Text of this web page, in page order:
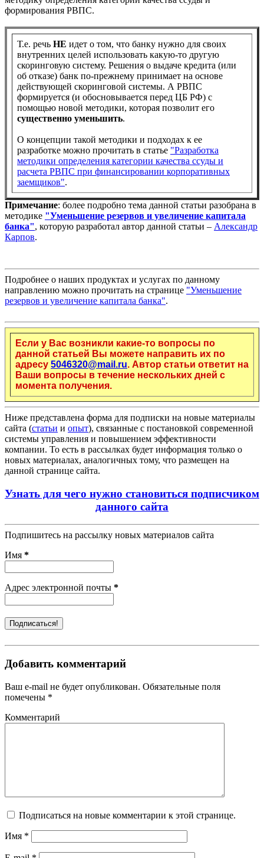
формирования РВПС.
Т.е. речь НЕ идет о том, что банку нужно для своих
внутренних целей использовать какую-то другую
скоринговую систему. Решения о выдаче кредита (или
об отказе) банк по-прежнему принимает на основе
действующей скоринговой системы. А РВПС
формируется (и обосновывается перед ЦБ РФ) с
помощью новой методики, которая позволит его
существенно уменьшить.
О концепции такой методики и подходах к ее
разработке можно прочитать в статье "Разработка
методики определения категории качества ссуды и
расчета РВПС при финансировании корпоративных
заемщиков".
Примечание: более подробно тема данной статьи разобрана в
методике "Уменьшение резервов и увеличение капитала
банка", которую разработал автор данной статьи – Александр
Карпов.
Подробнее о наших продуктах и услугах по данному
направлению можно прочитать на странице "Уменьшение
резервов и увеличение капитала банка".
Если у Вас возникли какие-то вопросы по
данной статьей Вы можете направить их по
адресу 5046320@mail.ru. Автор статьи ответит на
Ваши вопросы в течение нескольких дней с
момента получения.
Ниже представлена форма для подписки на новые материалы
сайта (статьи и опыт), связанные с постановкой современной
системы управления и повышением эффективности
компании. То есть в рассылках будет информация только о
новых материалах, аналогичных тому, что размещен на
данной странице сайта.
Узнать для чего нужно становиться подписчиком
данного сайта
Подпишитесь на рассылку новых материалов сайта
Имя *
Адрес электронной почты *
Добавить комментарий
Ваш e-mail не будет опубликован. Обязательные поля
помечены *
Комментарий
Подписаться на новые комментарии к этой странице.
Имя *